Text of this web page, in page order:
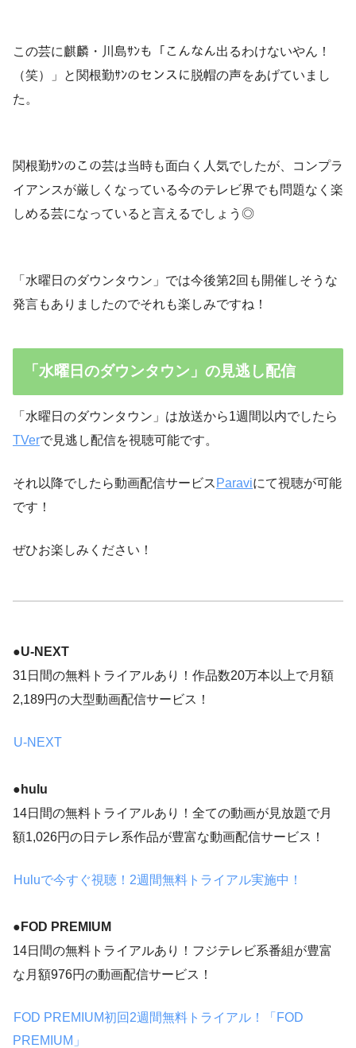
この芸に麒麟・川島ｻﾝも「こんなん出るわけないやん！
（笑）」と関根勤ｻﾝのセンスに脱帽の声をあげていまし
た。
関根勤ｻﾝのこの芸は当時も面白く人気でしたが、コンプラ
イアンスが厳しくなっている今のテレビ界でも問題なく楽
しめる芸になっていると言えるでしょう◎
「水曜日のダウンタウン」では今後第2回も開催しそうな
発言もありましたのでそれも楽しみですね！
「水曜日のダウンタウン」の見逃し配信
「水曜日のダウンタウン」は放送から1週間以内でしたら
TVerで見逃し配信を視聴可能です。
それ以降でしたら動画配信サービス Paraviにて視聴が可能
です！
ぜひお楽しみください！
●U-NEXT
31日間の無料トライアルあり！作品数20万本以上で月額
2,189円の大型動画配信サービス！
U-NEXT
●hulu
14日間の無料トライアルあり！全ての動画が見放題で月
額1,026円の日テレ系作品が豊富な動画配信サービス！
Huluで今すぐ視聴！2週間無料トライアル実施中！
● FOD PREMIUM
14日間の無料トライアルあり！フジテレビ系番組が豊富
な月額976円の動画配信サービス！
FOD PREMIUM初回2週間無料トライアル！「FOD
PREMIUM」